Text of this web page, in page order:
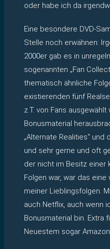
oder habe ich da
Eine besondere DVD-
Stelle noch erwähnen:
2000er gab es in
sogenannten „Fan
thematisch ähnliche
existierenden fünf
z.T. von Fans
Bonusmaterial
„Alternate Realities“ und
und sehr gerne und oft
der nicht im Besitz einer
Folgen war, war das
meiner Lieblingsfolgen.
auch Netflix, auch wenn
Bonusmaterial bin. Extra
Neuestem sogar